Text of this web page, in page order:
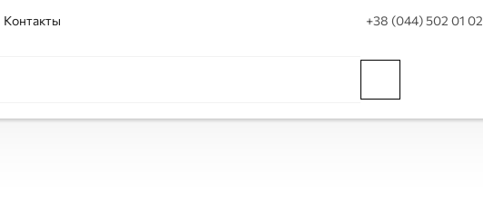
Контакты +38 (044) 502 01 02